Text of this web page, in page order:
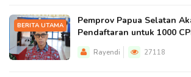
BERITA UTAMA
Pemprov Papua Selatan
Pendaftaran untuk 1000
Rayendi 27118